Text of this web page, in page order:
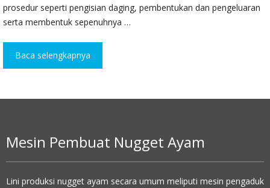
prosedur seperti pengisian daging, pembentukan dan pengeluaran
serta membentuk sepenuhnya …
Baca selengkapnya
Mesin Pembuat Nugget Ayam
Lini produksi nugget ayam secara umum meliputi mesin pengaduk